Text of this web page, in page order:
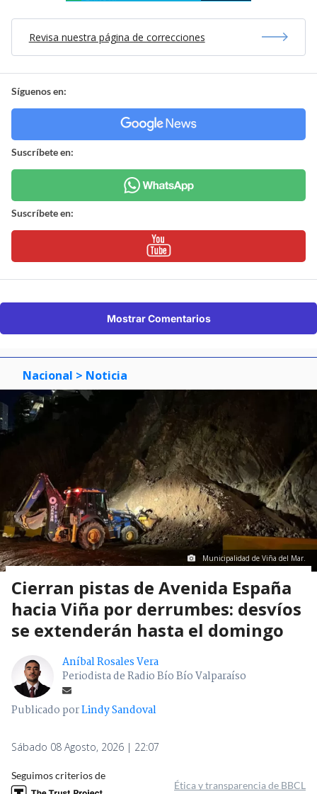
Revisa nuestra página de correcciones
Síguenos en:
Suscríbete en:
Suscríbete en:
Mostrar Comentarios
Nacional > Noticia
Municipalidad de Viña del Mar.
Cierran pistas de Avenida España
hacia Viña por derrumbes: desvíos
se extenderán hasta el domingo
Aníbal Rosales Vera
Periodista de Radio Bío Bío Valparaíso
Publicado porLindy Sandoval
Sábado 08 Agosto, 2026 | 22:07
Seguimos criterios de
Ética y transparencia de BBCL